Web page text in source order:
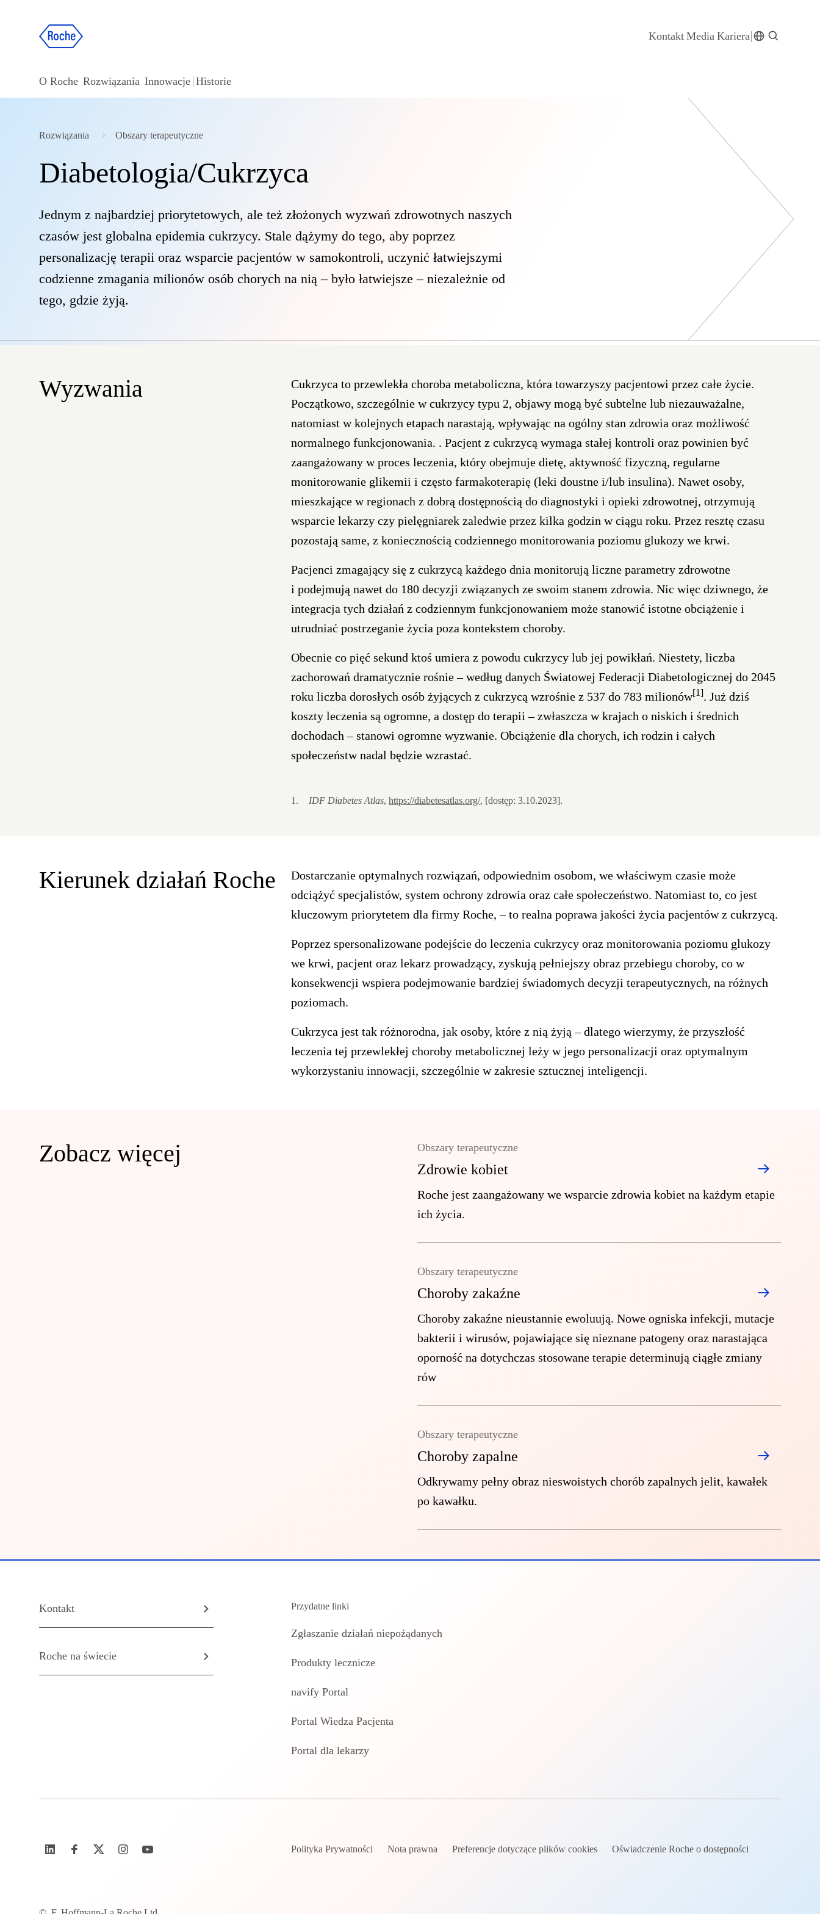
Kontakt Media Kariera
O Roche Rozwiązania Innowacje Historie
Rozwiązania Obszary terapeutyczne
Diabetologia/Cukrzyca
Jednym z najbardziej priorytetowych, ale też złożonych wyzwań zdrowotnych naszych
czasów jest globalna epidemia cukrzycy. Stale dążymy do tego, aby poprzez
personalizację terapii oraz wsparcie pacjentów w samokontroli, uczynić łatwiejszymi
codzienne zmagania milionów osób chorych na nią – było łatwiejsze – niezależnie od
tego, gdzie żyją.
Wyzwania
Cukrzyca to przewlekła choroba metaboliczna, która towarzyszy pacjentowi przez całe życie.
Początkowo, szczególnie w cukrzycy typu 2, objawy mogą być subtelne lub niezauważalne,
natomiast w kolejnych etapach narastają, wpływając na ogólny stan zdrowia oraz możliwość
normalnego funkcjonowania. . Pacjent z cukrzycą wymaga stałej kontroli oraz powinien być
zaangażowany w proces leczenia, który obejmuje dietę, aktywność fizyczną, regularne
monitorowanie glikemii i często farmakoterapię (leki doustne i/lub insulina). Nawet osoby,
mieszkające w regionach z dobrą dostępnością do diagnostyki i opieki zdrowotnej, otrzymują
wsparcie lekarzy czy pielęgniarek zaledwie przez kilka godzin w ciągu roku. Przez resztę czasu
pozostają same, z koniecznością codziennego monitorowania poziomu glukozy we krwi.
Pacjenci zmagający się z cukrzycą każdego dnia monitorują liczne parametry zdrowotne
i podejmują nawet do 180 decyzji związanych ze swoim stanem zdrowia. Nic więc dziwnego, że
integracja tych działań z codziennym funkcjonowaniem może stanowić istotne obciążenie i
utrudniać postrzeganie życia poza kontekstem choroby.
Obecnie co pięć sekund ktoś umiera z powodu cukrzycy lub jej powikłań. Niestety, liczba
zachorowań dramatycznie rośnie – według danych Światowej Federacji Diabetologicznej do 2045
roku liczba dorosłych osób żyjących z cukrzycą wzrośnie z 537 do 783 milionów[1]. Już dziś
koszty leczenia są ogromne, a dostęp do terapii – zwłaszcza w krajach o niskich i średnich
dochodach – stanowi ogromne wyzwanie. Obciążenie dla chorych, ich rodzin i całych
społeczeństw nadal będzie wzrastać.
IDF Diabetes Atlas,https://diabetesatlas.org/, [dostęp: 3.10.2023].
Kierunek działań Roche
Dostarczanie optymalnych rozwiązań, odpowiednim osobom, we właściwym czasie może
odciążyć specjalistów, system ochrony zdrowia oraz całe społeczeństwo. Natomiast to, co jest
kluczowym priorytetem dla firmy Roche, – to realna poprawa jakości życia pacjentów z cukrzycą.
Poprzez spersonalizowane podejście do leczenia cukrzycy oraz monitorowania poziomu glukozy
we krwi, pacjent oraz lekarz prowadzący, zyskują pełniejszy obraz przebiegu choroby, co w
konsekwencji wspiera podejmowanie bardziej świadomych decyzji terapeutycznych, na różnych
poziomach.
Cukrzyca jest tak różnorodna, jak osoby, które z nią żyją – dlatego wierzymy, że przyszłość
leczenia tej przewlekłej choroby metabolicznej leży w jego personalizacji oraz optymalnym
wykorzystaniu innowacji, szczególnie w zakresie sztucznej inteligencji.
Zobacz więcej
Zdrowie kobiet
Obszary terapeutyczne
Roche jest zaangażowany we wsparcie zdrowia kobiet na każdym etapie
ich życia.
Choroby zakaźne
Obszary terapeutyczne
Choroby zakaźne nieustannie ewoluują. Nowe ogniska infekcji, mutacje
bakterii i wirusów, pojawiające się nieznane patogeny oraz narastająca
oporność na dotychczas stosowane terapie determinują ciągłe zmiany
rów
Choroby zapalne
Obszary terapeutyczne
Odkrywamy pełny obraz nieswoistych chorób zapalnych jelit, kawałek
po kawałku.
Kontakt
Roche na świecie
Przydatne linki
Zgłaszanie działań niepożądanych
Produkty lecznicze
navify Portal
Portal Wiedza Pacjenta
Portal dla lekarzy
Polityka Prywatności Nota prawna Preferencje dotyczące plików cookies Oświadczenie Roche o dostępności